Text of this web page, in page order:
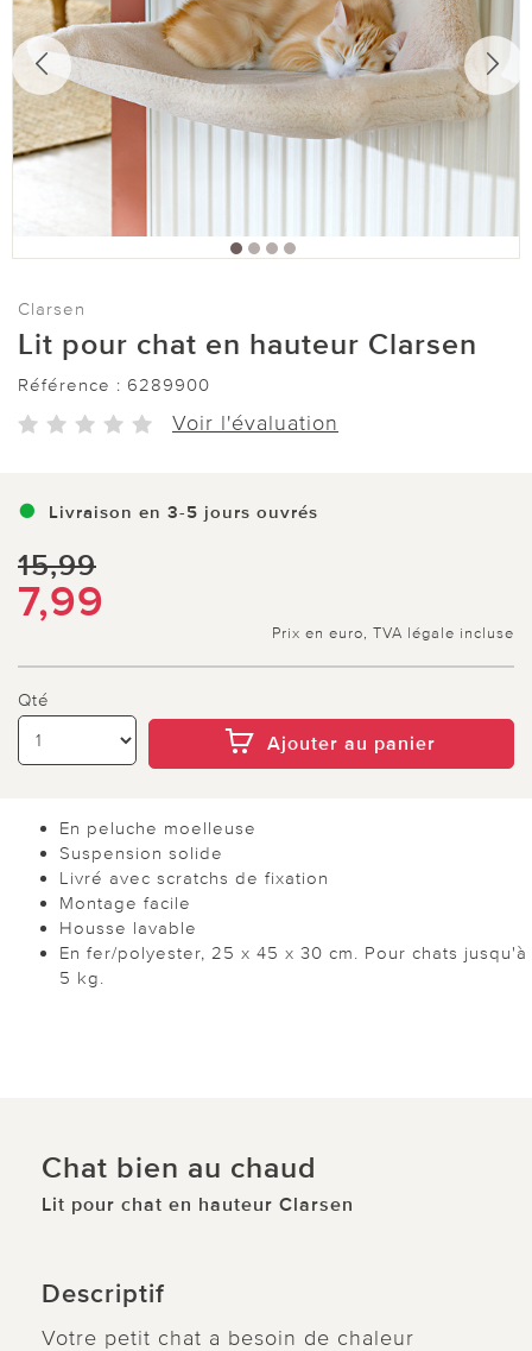
Clarsen
Lit pour chat en hauteur Clarsen
Référence : 6289900
Voir l'évaluation
Livraison en 3-5 jours ouvrés
15,99
7,99
Prix en euro, TVA légale incluse
Qté
Ajouter au panier
En peluche moelleuse
Suspension solide
Livré avec scratchs de fixation
Montage facile
Housse lavable
En fer/polyester, 25 x 45 x 30 cm. Pour chats jusqu'à
5 kg.
Chat bien au chaud
Lit pour chat en hauteur Clarsen
Descriptif
Votre petit chat a besoin de chaleur